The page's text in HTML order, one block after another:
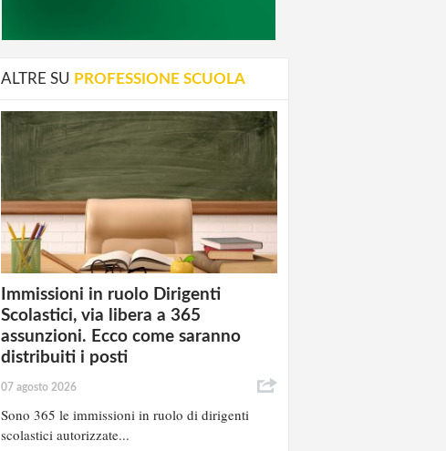
ALTRE SU PROFESSIONE SCUOLA
Immissioni in ruolo Dirigenti
Scolastici, via libera a 365
assunzioni. Ecco come saranno
distribuiti i posti
07 agosto 2026
Sono 365 le immissioni in ruolo di dirigenti
scolastici autorizzate...